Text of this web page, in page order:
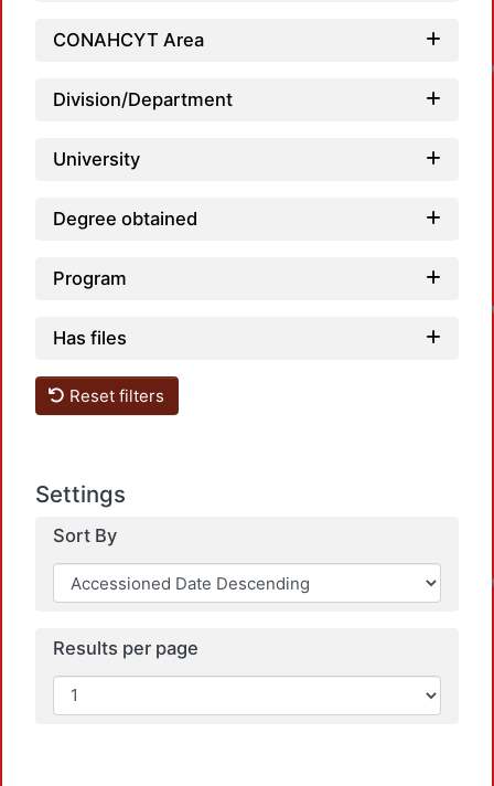
CONAHCYT Area
Division/Department
University
Degree obtained
Program
Has files
Reset filters
Settings
Sort By
Results per page